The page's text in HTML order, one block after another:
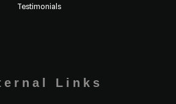
Testimonials
Links